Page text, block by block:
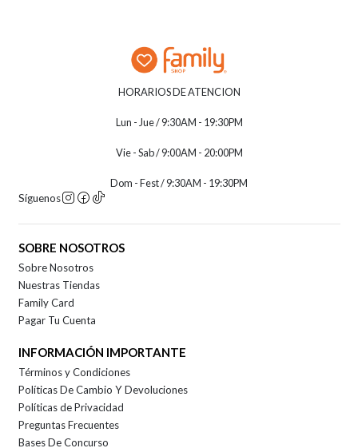
HORARIOS DE ATENCION
Lun - Jue / 9:30AM - 19:30PM
Vie - Sab / 9:00AM - 20:00PM
Dom - Fest / 9:30AM - 19:30PM
Síguenos
SOBRE NOSOTROS
Sobre Nosotros
Nuestras Tiendas
Family Card
Pagar Tu Cuenta
INFORMACIÓN IMPORTANTE
Términos y Condiciones
Políticas De Cambio Y Devoluciones
Políticas de Privacidad
Preguntas Frecuentes
Bases De Concurso